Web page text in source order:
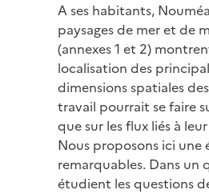
A ses habitants,
paysages de mer et de
(annexes 1 et 2)
localisation des
dimensions spatiales
travail pourrait se faire
que sur les flux liés à
Nous proposons ici
remarquables. Dans un
étudient les questions